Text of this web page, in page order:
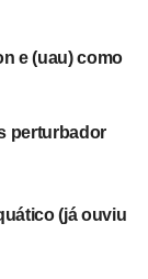
e (uau) como
perturbador
(já ouviu